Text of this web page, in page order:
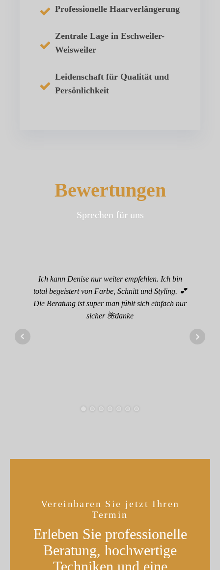
Professionelle Haarverlängerung
Zentrale Lage in Eschweiler-
Weisweiler
Leidenschaft für Qualität und
Persönlichkeit
Bewertungen
Sprechen für uns
Ich kann Denise nur weiter empfehlen. Ich bin
total begeistert von Farbe, Schnitt und Styling. 💕
Die Beratung ist super man fühlt sich einfach nur
sicher 🌺danke
Vereinbaren Sie jetzt Ihren
Termin
Erleben Sie professionelle
Beratung, hochwertige
Techniken und eine